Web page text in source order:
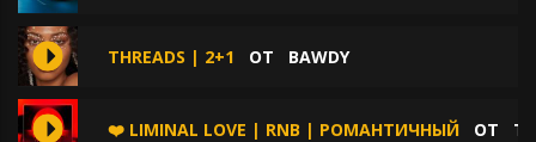
THREADS | 2+1 ОТ BAWDY
❤️ LIMINAL LOVE | RNB | РОМАНТИЧНЫЙ ОТ